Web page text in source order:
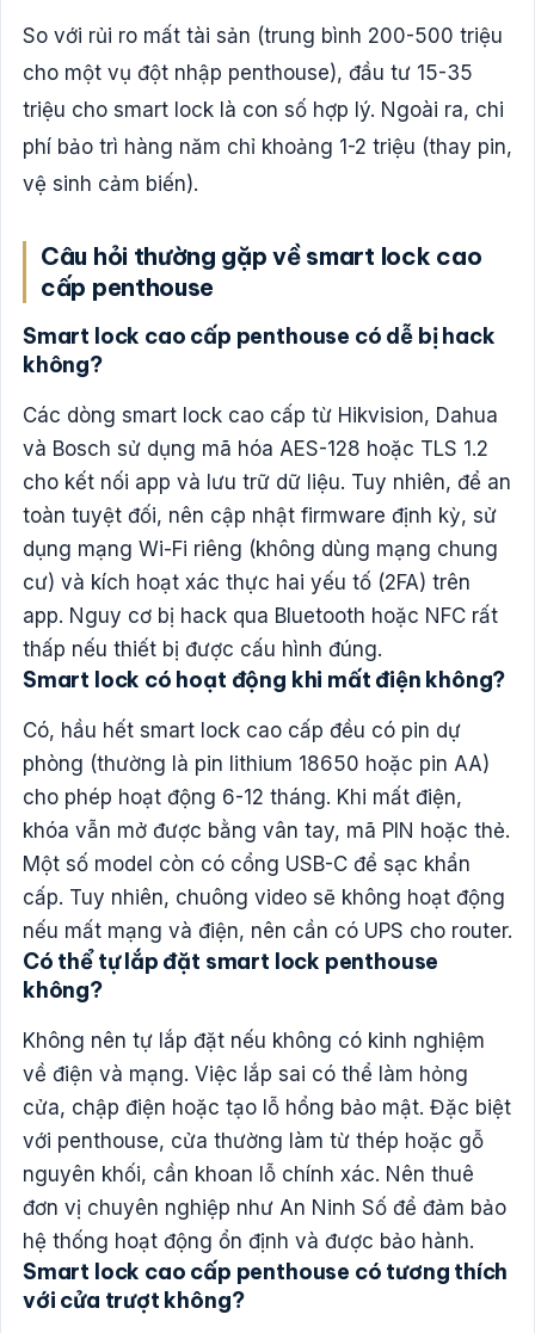
So với rủi ro mất tài sản (trung bình 200-500 triệu
cho một vụ đột nhập penthouse), đầu tư 15-35
triệu cho smart lock là con số hợp lý. Ngoài ra, chi
phí bảo trì hàng năm chỉ khoảng 1-2 triệu (thay pin,
vệ sinh cảm biến).
Câu hỏi thường gặp về smart lock cao
cấp penthouse
Smart lock cao cấp penthouse có dễ bị hack
không?
Các dòng smart lock cao cấp từ Hikvision, Dahua
và Bosch sử dụng mã hóa AES-128 hoặc TLS 1.2
cho kết nối app và lưu trữ dữ liệu. Tuy nhiên, để an
toàn tuyệt đối, nên cập nhật firmware định kỳ, sử
dụng mạng Wi-Fi riêng (không dùng mạng chung
cư) và kích hoạt xác thực hai yếu tố (2FA) trên
app. Nguy cơ bị hack qua Bluetooth hoặc NFC rất
thấp nếu thiết bị được cấu hình đúng.
Smart lock có hoạt động khi mất điện không?
Có, hầu hết smart lock cao cấp đều có pin dự
phòng (thường là pin lithium 18650 hoặc pin AA)
cho phép hoạt động 6-12 tháng. Khi mất điện,
khóa vẫn mở được bằng vân tay, mã PIN hoặc thẻ.
Một số model còn có cổng USB-C để sạc khẩn
cấp. Tuy nhiên, chuông video sẽ không hoạt động
nếu mất mạng và điện, nên cần có UPS cho router.
Có thể tự lắp đặt smart lock penthouse
không?
Không nên tự lắp đặt nếu không có kinh nghiệm
về điện và mạng. Việc lắp sai có thể làm hỏng
cửa, chập điện hoặc tạo lỗ hổng bảo mật. Đặc biệt
với penthouse, cửa thường làm từ thép hoặc gỗ
nguyên khối, cần khoan lỗ chính xác. Nên thuê
đơn vị chuyên nghiệp như An Ninh Số để đảm bảo
hệ thống hoạt động ổn định và được bảo hành.
Smart lock cao cấp penthouse có tương thích
với cửa trượt không?